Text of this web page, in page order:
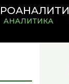
АНАЛИТИКА